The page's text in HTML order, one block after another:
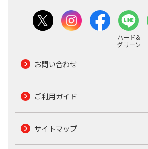
ハード&
グリーン
お問い合わせ
ご利用ガイド
サイトマップ